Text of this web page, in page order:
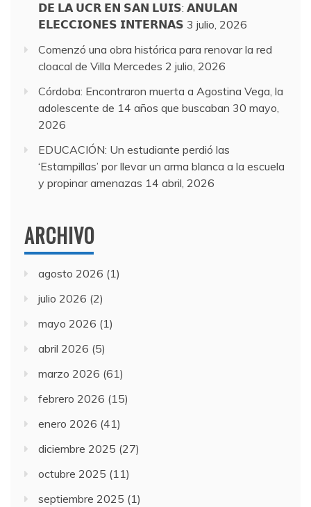
𝗗𝗘 𝗟𝗔 𝗨𝗖𝗥 𝗘𝗡 𝗦𝗔𝗡 𝗟𝗨𝗜𝗦: 𝗔𝗡𝗨𝗟𝗔𝗡
𝗘𝗟𝗘𝗖𝗖𝗜𝗢𝗡𝗘𝗦 𝗜𝗡𝗧𝗘𝗥𝗡𝗔𝗦 3 julio, 2026
Comenzó una obra histórica para renovar la red
cloacal de Villa Mercedes 2 julio, 2026
Córdoba: Encontraron muerta a Agostina Vega, la
adolescente de 14 años que buscaban 30 mayo,
2026
EDUCACIÓN: Un estudiante perdió las
‘Estampillas’ por llevar un arma blanca a la escuela
y propinar amenazas 14 abril, 2026
ARCHIVO
agosto 2026 (1)
julio 2026 (2)
mayo 2026 (1)
abril 2026 (5)
marzo 2026 (61)
febrero 2026 (15)
enero 2026 (41)
diciembre 2025 (27)
octubre 2025 (11)
septiembre 2025 (1)